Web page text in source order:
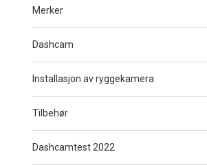
Merker
Dashcam
Installasjon av ryggekamera
Tilbehør
Dashcamtest 2022